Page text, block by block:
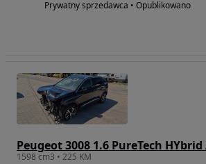
Prywatny sprzedawca • Opublikowano
1598 cm3 • 225 KM